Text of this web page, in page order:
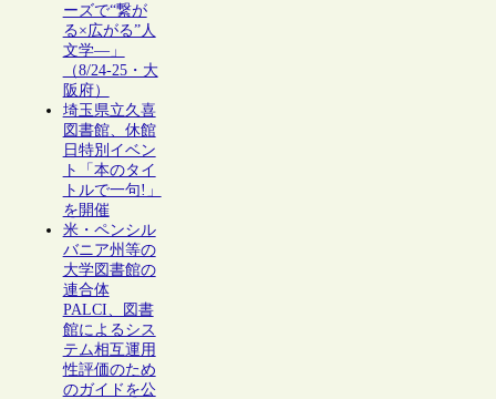
ーズで“繋が
る×広がる”人
文学―」
（8/24-25・大
阪府）
埼玉県立久喜
図書館、休館
日特別イベン
ト「本のタイ
トルで一句!」
を開催
米・ペンシル
バニア州等の
大学図書館の
連合体
PALCI、図書
館によるシス
テム相互運用
性評価のため
のガイドを公